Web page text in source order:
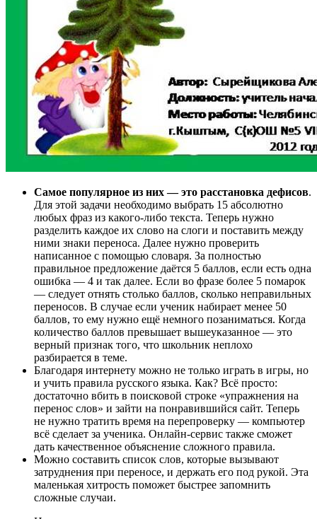
Самое популярное из них — это расстановка дефисов.
Для этой задачи необходимо выбрать 15 абсолютно
любых фраз из какого-либо текста. Теперь нужно
разделить каждое их слово на слоги и поставить между
ними знаки переноса. Далее нужно проверить
написанное с помощью словаря. За полностью
правильное предложение даётся 5 баллов, если есть одна
ошибка — 4 и так далее. Если во фразе более 5 помарок
— следует отнять столько баллов, сколько неправильных
переносов. В случае если ученик набирает менее 50
баллов, то ему нужно ещё немного позаниматься. Когда
количество баллов превышает вышеуказанное — это
верный признак того, что школьник неплохо
разбирается в теме.
Благодаря интернету можно не только играть в игры, но
и учить правила русского языка. Как? Всё просто:
достаточно вбить в поисковой строке «упражнения на
перенос слов» и зайти на понравившийся сайт. Теперь
не нужно тратить время на перепроверку — компьютер
всё сделает за ученика. Онлайн-сервис также сможет
дать качественное объяснение сложного правила.
Можно составить список слов, которые вызывают
затруднения при переносе, и держать его под рукой. Эта
маленькая хитрость поможет быстрее запомнить
сложные случаи.